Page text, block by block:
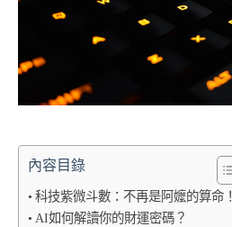
內容目錄
科技紫微斗數：不再是阿嬤的算命！
AI如何解讀你的財運密碼？